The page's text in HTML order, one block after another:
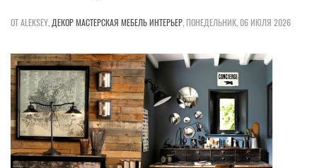
ОТ ALEKSEY, ДЕКОРМАСТЕРСКАЯ МЕБЕЛЬИНТЕРЬЕР,ПОНЕДЕЛЬНИК, 06 ИЮЛЯ 2026